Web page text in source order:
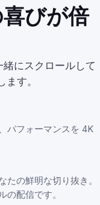
びが倍
にスクロールして
す。
パフォーマンスを 4K
たの鮮明な切り抜き。
の配信です。